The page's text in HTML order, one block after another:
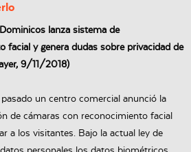
lanza sistema de
facial y genera dudas sobre privacidad de
9/11/2018)
un centro comercial anunció la
de cámaras con reconocimiento facial
a los visitantes. Bajo la actual ley de